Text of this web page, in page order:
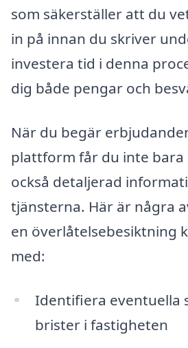
som säkerställer att du
in på innan du skriver
investera tid i denna
dig både pengar och
När du begär
plattform får du inte bara
också detaljerad
tjänsterna. Här är några
en överlåtelsebesiktning
med:
Identifiera eventuella
brister i fastigheten